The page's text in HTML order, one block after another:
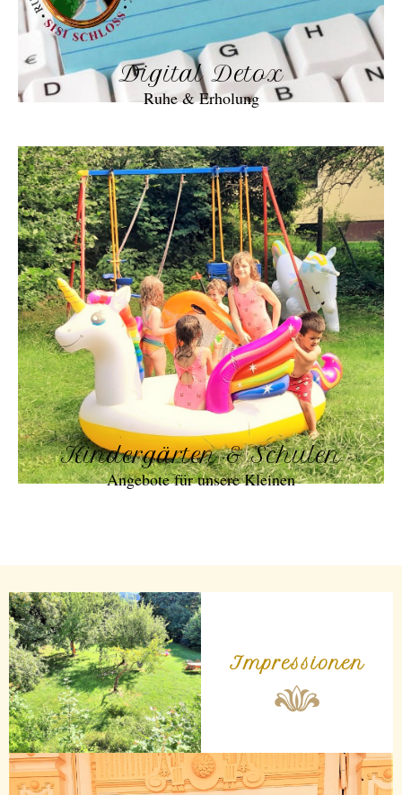
Digital Detox
Ruhe & Erholung
Kindergärten & Schulen
Angebote für unsere Kleinen
Impressionen